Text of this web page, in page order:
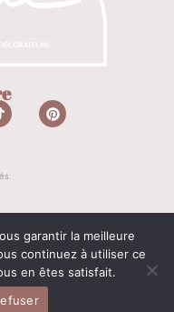
Ventes
garantir la meilleure
continuez à utiliser ce
en êtes satisfait.